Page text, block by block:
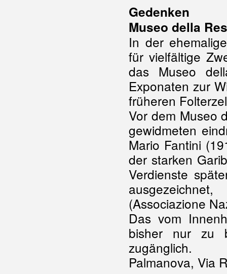
Gedenken
Museo della
In der
für vielfältige
das Museo
Exponaten zur
früheren
Vor dem Museo
gewidmeten
Mario Fantini
der starken
Verdienste
(Associazione
Das vom
bisher nur zu
zugänglich.
Palmanova, Via